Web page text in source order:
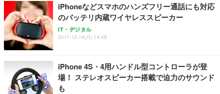
レスト 3Dヘッドレスト ハンガー付き 高反発クッシ
ョン PCチェア 通気性メッシュ ゲーミング/勉強/事
務用 おしゃれ パソコンチェア (ホワイト)
￥7,680
ANDWINT オフィスチェア デスクチェア 肘なし メ
ト 幅52×奥行58.5×高さ84～96cm テレワーク 在宅
勤務 ブラック
￥4,139
応 ComfortView ビジネス向け
￥15,800
【MiniLED/24.5inch/280Hz/FHD】GRAPHT THE S
像低減 (3年保証 | 輝点保証 | 日本メーカー)
￥34,980
￥3,670
アイリスオーヤマ ペットシーツ 超厚型 お徳用 レギ
￥3,731
iPhoneなどスマホのハンズフリー通話にも対応
のバッテリ内蔵ワイヤレススピーカー
IT・デジタル
2011.12.19(月) 14:48
iPhone 4S・4用ハンドル型コントローラが登
場！ ステレオスピーカー搭載で迫力のサウンド
も